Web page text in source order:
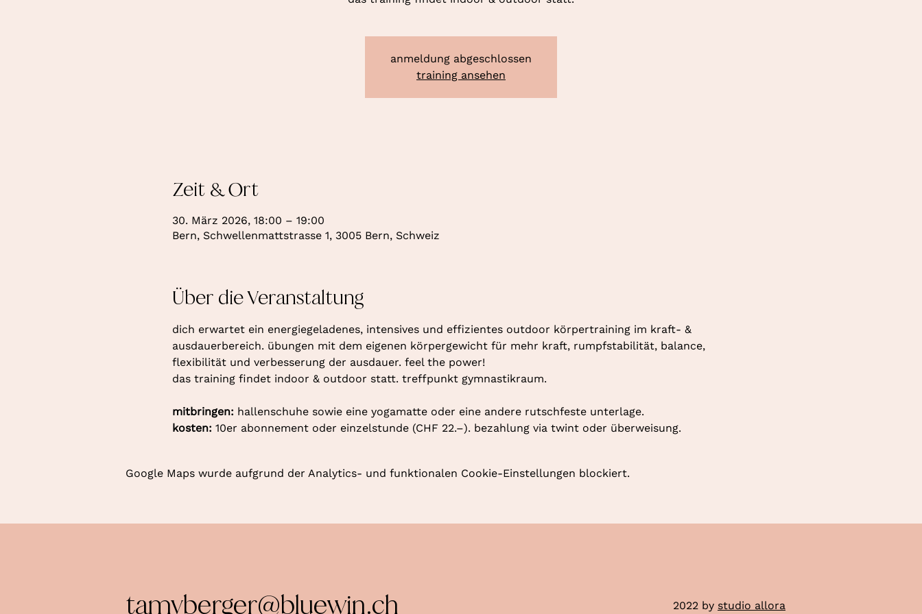
anmeldung abgeschlossen
training ansehen
Zeit & Ort
30. März 2026, 18:00 – 19:00
Bern, Schwellenmattstrasse 1, 3005 Bern, Schweiz
Über die Veranstaltung
dich erwartet ein energiegeladenes, intensives und effizientes outdoor körpertraining im kraft- &
ausdauerbereich. übungen mit dem eigenen körpergewicht für mehr kraft, rumpfstabilität, balance,
flexibilität und verbesserung der ausdauer. feel the power!
das training findet indoor & outdoor statt. treffpunkt gymnastikraum.
mitbringen: hallenschuhe sowie eine yogamatte oder eine andere rutschfeste unterlage.
kosten: 10er abonnement oder einzelstunde (CHF 22.–). bezahlung via twint oder überweisung.
Google Maps wurde aufgrund der Analytics- und funktionalen Cookie-Einstellungen blockiert.
tamyberger@bluewin.ch 2022 by studio allora